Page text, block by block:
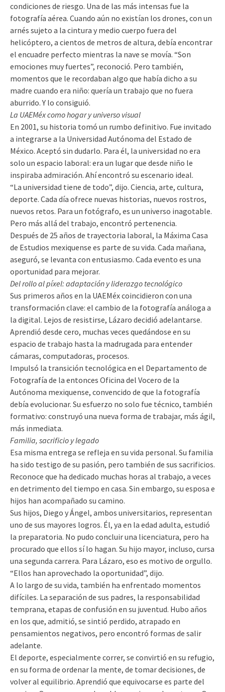
condiciones de riesgo. Una de las más intensas fue la
fotografía aérea. Cuando aún no existían los drones, con un
arnés sujeto a la cintura y medio cuerpo fuera del
helicóptero, a cientos de metros de altura, debía encontrar
el encuadre perfecto mientras la nave se movía. “Son
emociones muy fuertes”, reconoció. Pero también,
momentos que le recordaban algo que había dicho a su
madre cuando era niño: quería un trabajo que no fuera
aburrido. Y lo consiguió.
La UAEMéx como hogar y universo visual
En 2001, su historia tomó un rumbo definitivo. Fue invitado
a integrarse a la Universidad Autónoma del Estado de
México. Aceptó sin dudarlo. Para él, la universidad no era
solo un espacio laboral: era un lugar que desde niño le
inspiraba admiración. Ahí encontró su escenario ideal.
“La universidad tiene de todo”, dijo. Ciencia, arte, cultura,
deporte. Cada día ofrece nuevas historias, nuevos rostros,
nuevos retos. Para un fotógrafo, es un universo inagotable.
Pero más allá del trabajo, encontró pertenencia.
Después de 25 años de trayectoria laboral, la Máxima Casa
de Estudios mexiquense es parte de su vida. Cada mañana,
aseguró, se levanta con entusiasmo. Cada evento es una
oportunidad para mejorar.
Del rollo al píxel: adaptación y liderazgo tecnológico
Sus primeros años en la UAEMéx coincidieron con una
transformación clave: el cambio de la fotografía análoga a
la digital. Lejos de resistirse, Lázaro decidió adelantarse.
Aprendió desde cero, muchas veces quedándose en su
espacio de trabajo hasta la madrugada para entender
cámaras, computadoras, procesos.
Impulsó la transición tecnológica en el Departamento de
Fotografía de la entonces Oficina del Vocero de la
Autónoma mexiquense, convencido de que la fotografía
debía evolucionar. Su esfuerzo no solo fue técnico, también
formativo: construyó una nueva forma de trabajar, más ágil,
más inmediata.
Familia, sacrificio y legado
Esa misma entrega se refleja en su vida personal. Su familia
ha sido testigo de su pasión, pero también de sus sacrificios.
Reconoce que ha dedicado muchas horas al trabajo, a veces
en detrimento del tiempo en casa. Sin embargo, su esposa e
hijos han acompañado su camino.
Sus hijos, Diego y Ángel, ambos universitarios, representan
uno de sus mayores logros. Él, ya en la edad adulta, estudió
la preparatoria. No pudo concluir una licenciatura, pero ha
procurado que ellos sí lo hagan. Su hijo mayor, incluso, cursa
una segunda carrera. Para Lázaro, eso es motivo de orgullo.
“Ellos han aprovechado la oportunidad”, dijo.
A lo largo de su vida, también ha enfrentado momentos
difíciles. La separación de sus padres, la responsabilidad
temprana, etapas de confusión en su juventud. Hubo años
en los que, admitió, se sintió perdido, atrapado en
pensamientos negativos, pero encontró formas de salir
adelante.
El deporte, especialmente correr, se convirtió en su refugio,
en su forma de ordenar la mente, de tomar decisiones, de
volver al equilibrio. Aprendió que equivocarse es parte del